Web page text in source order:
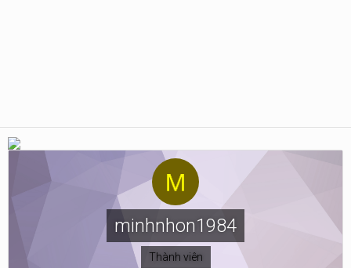
minhnhon1984
Thành viên